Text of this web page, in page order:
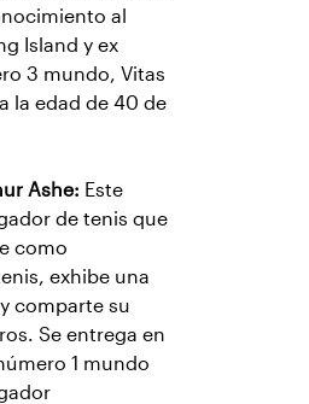
al
Island y ex
3 mundo, Vitas
la edad de 40 de
Ashe: Este
de tenis que
como
exhibe una
comparte su
Se entrega en
1 mundo